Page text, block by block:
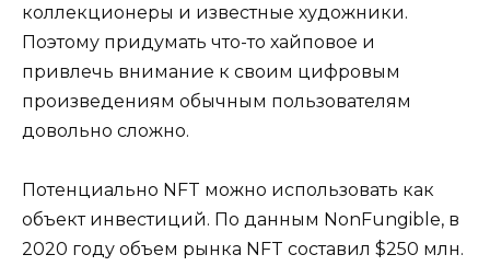
коллекционеры и известные художники.
Поэтому придумать что-то хайповое и
привлечь внимание к своим цифровым
произведениям обычным пользователям
довольно сложно.
Потенциально NFT можно использовать как
объект инвестиций. По данным NonFungible, в
2020 году объем рынка NFT составил $250 млн.